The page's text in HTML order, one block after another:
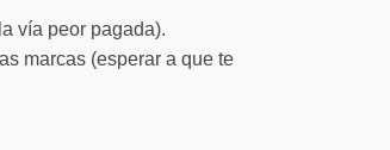
vía peor pagada).
marcas (esperar a que te